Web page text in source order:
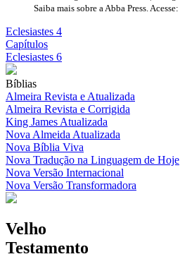
Saiba mais sobre a Abba Press. Acesse:
Eclesiastes 4
Capítulos
Eclesiastes 6
Bíblias
Almeira Revista e Atualizada
Almeira Revista e Corrigida
King James Atualizada
Nova Almeida Atualizada
Nova Bíblia Viva
Nova Tradução na Linguagem de Hoje
Nova Versão Internacional
Nova Versão Transformadora
Velho
Testamento